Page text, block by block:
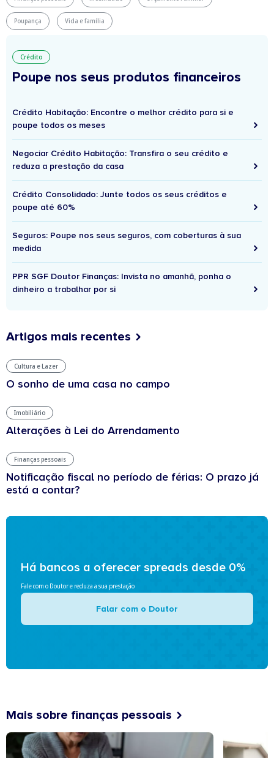
Poupança Vida e família
Crédito
Poupe nos seus produtos financeiros
Crédito Habitação: Encontre o melhor crédito para si e
poupe todos os meses
Negociar Crédito Habitação: Transfira o seu crédito e
reduza a prestação da casa
Crédito Consolidado: Junte todos os seus créditos e
poupe até 60%
Seguros: Poupe nos seus seguros, com coberturas à sua
medida
PPR SGF Doutor Finanças: Invista no amanhã, ponha o
dinheiro a trabalhar por si
Artigos mais recentes
Cultura e Lazer
O sonho de uma casa no campo
Imobiliário
Alterações à Lei do Arrendamento
Finanças pessoais
Notificação fiscal no período de férias: O prazo já
está a contar?
Há bancos a oferecer spreads desde 0%
Fale com o Doutor e reduza a sua prestação
Falar com o Doutor
Mais sobre finanças pessoais